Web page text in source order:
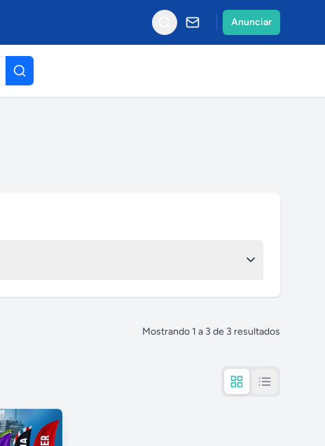
Anunciar
Mostrando 1 a 3 de 3 resultados